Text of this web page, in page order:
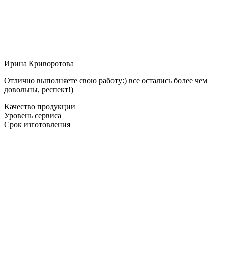
Ирина Криворотова
Отлично выполняете свою работу:) все остались более чем
довольны, респект!)
Качество продукции
Уровень сервиса
Срок изготовления